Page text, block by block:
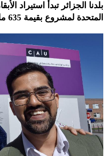
بلدنا الجزائر تبدأ استيراد
المتحدة لمشروع بقيمة 635 مليون دولار